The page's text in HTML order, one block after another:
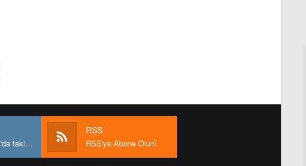
Bizi Instagram'da takip edin
RSS
RSS'ye Abone Olun!